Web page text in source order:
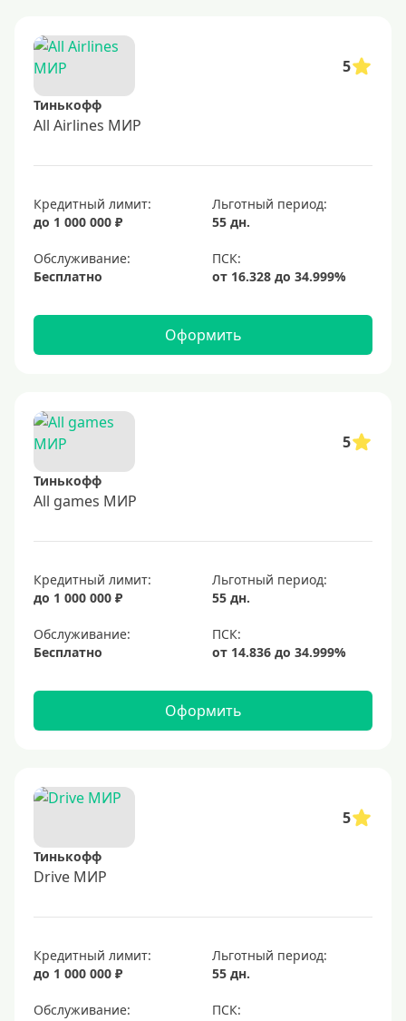
5
Тинькофф
All Airlines МИР
Кредитный лимит:
до 1 000 000 ₽
Льготный период:
55 дн.
Обслуживание:
Бесплатно
Оформить
5
Тинькофф
All games МИР
Кредитный лимит:
до 1 000 000 ₽
Льготный период:
55 дн.
Обслуживание:
Бесплатно
Оформить
5
Тинькофф
Drive МИР
Кредитный лимит:
до 1 000 000 ₽
Льготный период:
55 дн.
Обслуживание: